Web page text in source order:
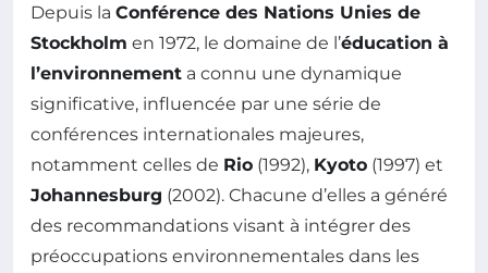
Depuis la Conférence des Nations Unies de
Stockholm en 1972, le domaine de l’éducation à
l’environnement a connu une dynamique
significative, influencée par une série de
conférences internationales majeures,
notamment celles de Rio (1992), Kyoto (1997) et
Johannesburg (2002). Chacune d’elles a généré
des recommandations visant à intégrer des
préoccupations environnementales dans les